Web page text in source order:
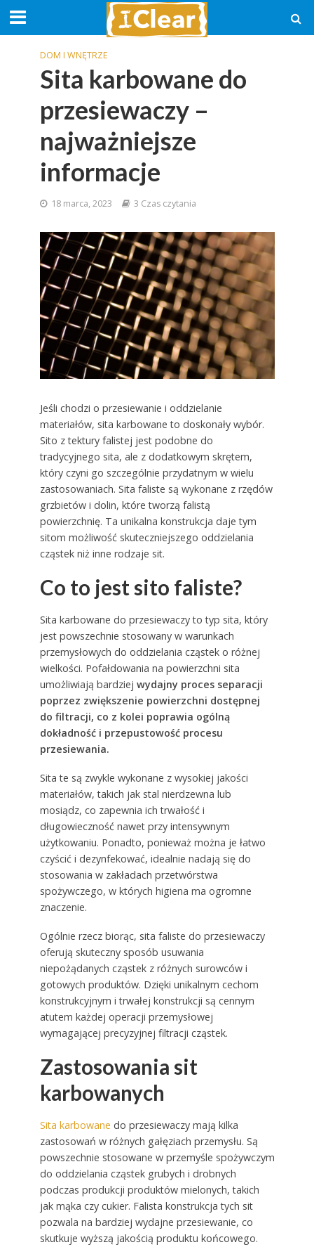
DOM I WNĘTRZE
Sita karbowane do
przesiewaczy –
najważniejsze
informacje
18 marca, 2023 3 Czas czytania
Jeśli chodzi o przesiewanie i oddzielanie
materiałów, sita karbowane to doskonały wybór.
Sito z tektury falistej jest podobne do
tradycyjnego sita, ale z dodatkowym skrętem,
który czyni go szczególnie przydatnym w wielu
zastosowaniach. Sita faliste są wykonane z rzędów
grzbietów i dolin, które tworzą falistą
powierzchnię. Ta unikalna konstrukcja daje tym
sitom możliwość skuteczniejszego oddzielania
cząstek niż inne rodzaje sit.
Co to jest sito faliste?
Sita karbowane do przesiewaczy to typ sita, który
jest powszechnie stosowany w warunkach
przemysłowych do oddzielania cząstek o różnej
wielkości. Pofałdowania na powierzchni sita
umożliwiają bardziej wydajny proces separacji
poprzez zwiększenie powierzchni dostępnej
do filtracji, co z kolei poprawia ogólną
dokładność i przepustowość procesu
przesiewania.
Sita te są zwykle wykonane z wysokiej jakości
materiałów, takich jak stal nierdzewna lub
mosiądz, co zapewnia ich trwałość i
długowieczność nawet przy intensywnym
użytkowaniu. Ponadto, ponieważ można je łatwo
czyścić i dezynfekować, idealnie nadają się do
stosowania w zakładach przetwórstwa
spożywczego, w których higiena ma ogromne
znaczenie.
Ogólnie rzecz biorąc, sita faliste do przesiewaczy
oferują skuteczny sposób usuwania
niepożądanych cząstek z różnych surowców i
gotowych produktów. Dzięki unikalnym cechom
konstrukcyjnym i trwałej konstrukcji są cennym
atutem każdej operacji przemysłowej
wymagającej precyzyjnej filtracji cząstek.
Zastosowania sit
karbowanych
Sita karbowane do przesiewaczy mają kilka
zastosowań w różnych gałęziach przemysłu. Są
powszechnie stosowane w przemyśle spożywczym
do oddzielania cząstek grubych i drobnych
podczas produkcji produktów mielonych, takich
jak mąka czy cukier. Falista konstrukcja tych sit
pozwala na bardziej wydajne przesiewanie, co
skutkuje wyższą jakością produktu końcowego.